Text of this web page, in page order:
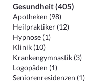
Gesundheit (405)
Apotheken (98)
Heilpraktiker (12)
Hypnose (1)
Klinik (10)
Krankengymnastik (3)
Logopäden (1)
Seniorenresidenzen (1)